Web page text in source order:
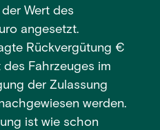
Wert des
angesetzt.
Rückvergütung €
Fahrzeuges im
der Zulassung
werden.
ist wie schon